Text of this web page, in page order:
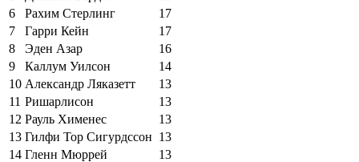
6
Рахим Стерлинг
17
7
Гарри Кейн
17
8
Эден Азар
16
9
Каллум Уилсон
14
10 Александр Ляказетт
13
11 Ришарлисон
13
12 Рауль Хименес
13
13 Гилфи Тор Сигурдссон 13
14 Гленн Мюррей
13